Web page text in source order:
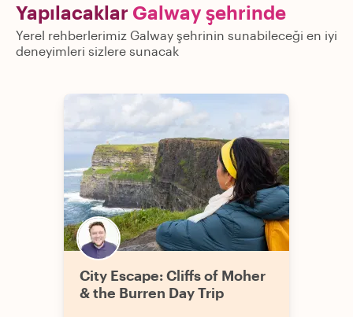
Yapılacaklar Galway şehrinde
Yerel rehberlerimiz Galway şehrinin sunabileceği en iyi
deneyimleri sizlere sunacak
City Escape: Cliffs of Moher
& the Burren Day Trip